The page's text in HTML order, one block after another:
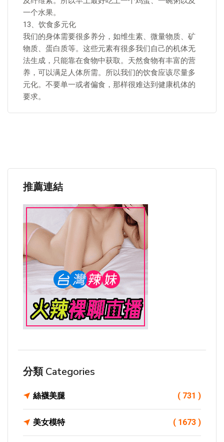
一个水果。
13、饮食多元化
我们的身体需要很多养分，如维生素、微量物质、矿
物质、蛋白质等。这些元素有很多我们自己的机体无
法生成，只能靠在食物中获取。天然食物有丰富的营
养，可以满足人体所需。所以我们的饮食应该尽量多
元化。不要单一或者偏食，那样很难达到健康机体的
要求。
推薦連結
分類 Categories
絲襪美腿 ( 731 )
美女模特 ( 1673 )